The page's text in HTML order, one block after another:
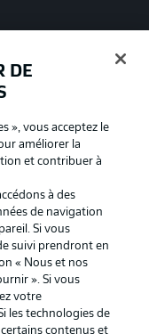
DE
», vous acceptez le
améliorer la
et contribuer à
à des
de navigation
Si vous
suivi prendront en
« Nous et nos
». Si vous
votre
les technologies de
contenus et